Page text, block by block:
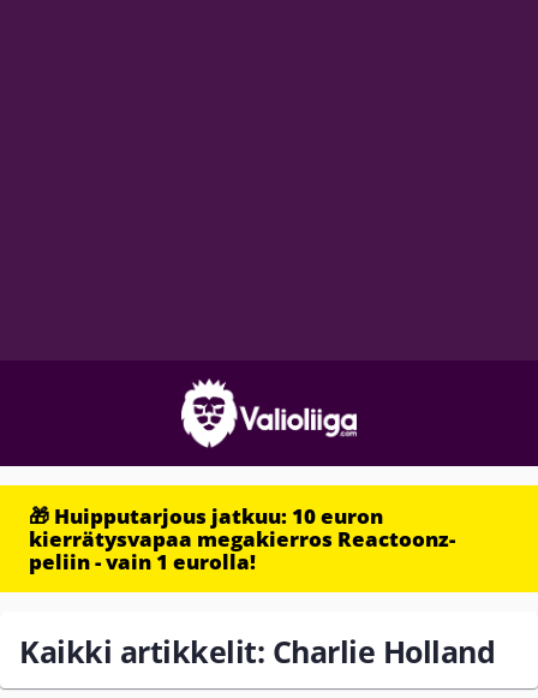
🎁 Huipputarjous jatkuu: 10 euron
kierrätysvapaa megakierros Reactoonz-
peliin - vain 1 eurolla!
Kaikki artikkelit: Charlie Holland